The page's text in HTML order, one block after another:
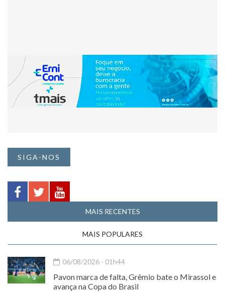
SIGA-NOS
MAIS RECENTES
MAIS POPULARES
06/08/2026 - 01h44
Pavon marca de falta, Grêmio bate o Mirassol e
avança na Copa do Brasil